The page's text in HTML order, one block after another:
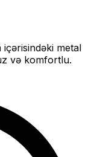
metal
və komfortlu.